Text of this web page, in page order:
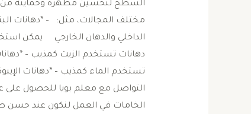
السطح لتحسين مظهره وحمايته من
مختلف المجالات، مثل: – *دهانات
الداخلي والدهان الخارجي يمكن
دهانات تستخدم الزيت كمذيب –
تستخدم الماء كمذيب – *دهانات
التواصل مع معلم بويا للحصول على
الخامات في العمل لنكون عند حسن